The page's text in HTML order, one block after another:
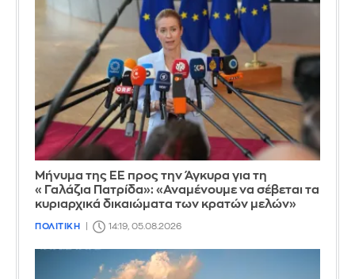
Μήνυμα της ΕΕ προς την Άγκυρα για τη
«Γαλάζια Πατρίδα»: «Αναμένουμε να σέβεται τα
κυριαρχικά δικαιώματα των κρατών μελών»
ΠΟΛΙΤΙΚΗ 14:19, 05.08.2026